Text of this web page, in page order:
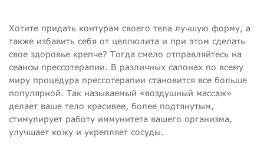
Хотите придать контурам своего тела лучшую форму, а
также избавить себя от целлюлита и при этом сделать
свое здоровье крепче? Тогда смело отправляйтесь на
сеансы прессотерапии. В различных салонах по всему
миру процедура прессотерапии становится все больше
популярной. Так называемый «воздушный массаж»
делает ваше тело красивее, более подтянутым,
стимулирует работу иммунитета вашего организма,
улучшает кожу и укрепляет сосуды.